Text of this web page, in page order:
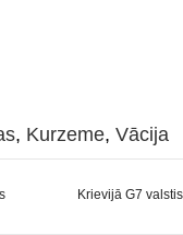
, Kurzeme, Vācija
Krievijā G7